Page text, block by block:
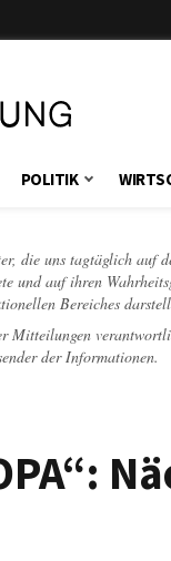
POLITIK
die uns tagtäglich auf
und auf ihren
Bereiches
der Informationen.